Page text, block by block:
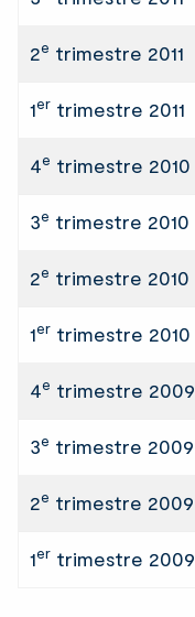
2e trimestre 2011
1er trimestre 2011
4e trimestre 2010
3e trimestre 2010
2e trimestre 2010
1er trimestre 2010
4e trimestre 2009
3e trimestre 2009
2e trimestre 2009
1er trimestre 2009